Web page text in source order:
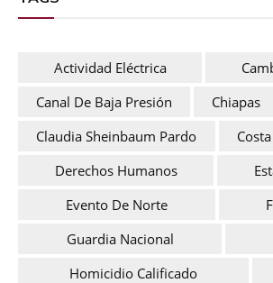
Actividad Eléctrica
Canal De Baja Presión
Chiapas
Claudia Sheinbaum Pardo
Costa
Derechos Humanos
Evento De Norte
Guardia Nacional
Homicidio Calificado